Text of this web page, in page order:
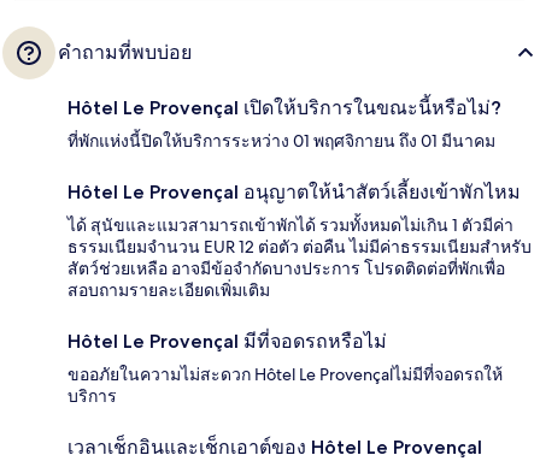
คำถามที่พบบ่อย
Hôtel Le Provençal เปิดให้บริการในขณะนี้หรือไม่?
ที่พักแห่งนี้ปิดให้บริการระหว่าง 01 พฤศจิกายน ถึง 01 มีนาคม
Hôtel Le Provençal อนุญาตให้นำสัตว์เลี้ยงเข้าพักไหม
ได้ สุนัขและแมวสามารถเข้าพักได้ รวมทั้งหมดไม่เกิน 1 ตัวมีค่า
ธรรมเนียมจำนวน EUR 12 ต่อตัว ต่อคืน ไม่มีค่าธรรมเนียมสำหรับ
สัตว์ช่วยเหลือ อาจมีข้อจำกัดบางประการ โปรดติดต่อที่พักเพื่อ
สอบถามรายละเอียดเพิ่มเติม
Hôtel Le Provençal มีที่จอดรถหรือไม่
ขออภัยในความไม่สะดวก Hôtel Le Provençalไม่มีที่จอดรถให้
บริการ
เวลาเช็กอินและเช็กเอาต์ของ Hôtel Le Provençal